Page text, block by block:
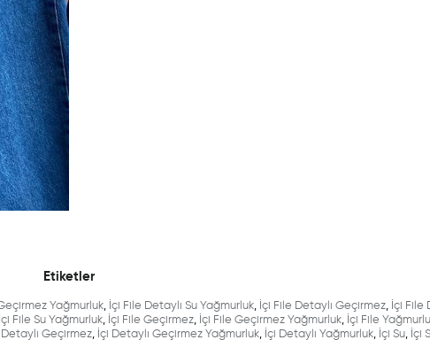
Etiketler
Yağmurluk, İçi File Detaylı Su Yağmurluk, İçi File Detaylı Geçirmez, İçi File
İçi File Su Yağmurluk, İçi File Geçirmez, İçi File Geçirmez Yağmurluk, İçi File
Detaylı Geçirmez, İçi Detaylı Geçirmez Yağmurluk, İçi Detaylı Yağmurluk, İçi Su, İçi